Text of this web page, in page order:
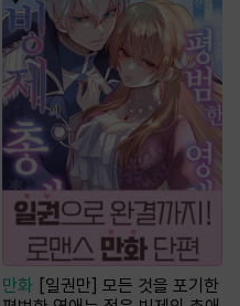
만화 [일권만] 모든 것을 포기한